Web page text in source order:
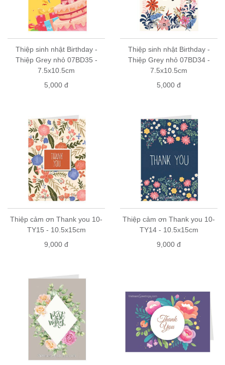
Thiệp sinh nhật Birthday -
Thiệp Grey nhỏ 07BD35 -
7.5x10.5cm
5,000 đ
Thiệp sinh nhật Birthday -
Thiệp Grey nhỏ 07BD34 -
7.5x10.5cm
5,000 đ
Thiệp cảm ơn Thank you 10-
TY15 - 10.5x15cm
9,000 đ
Thiệp cảm ơn Thank you 10-
TY14 - 10.5x15cm
9,000 đ